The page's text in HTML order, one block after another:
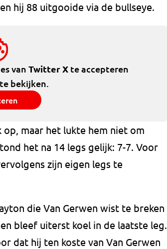
hij 88 uitgooide via de bullseye.
van Twitter Xte accepteren
bekijken.
maar het lukte hem niet om
het na 14 legs gelijk: 7-7. Voor
zijn eigen legs te
die Van Gerwen wist te breken
bleef uiterst koel in de laatste leg.
dat hij ten koste van Van Gerwen